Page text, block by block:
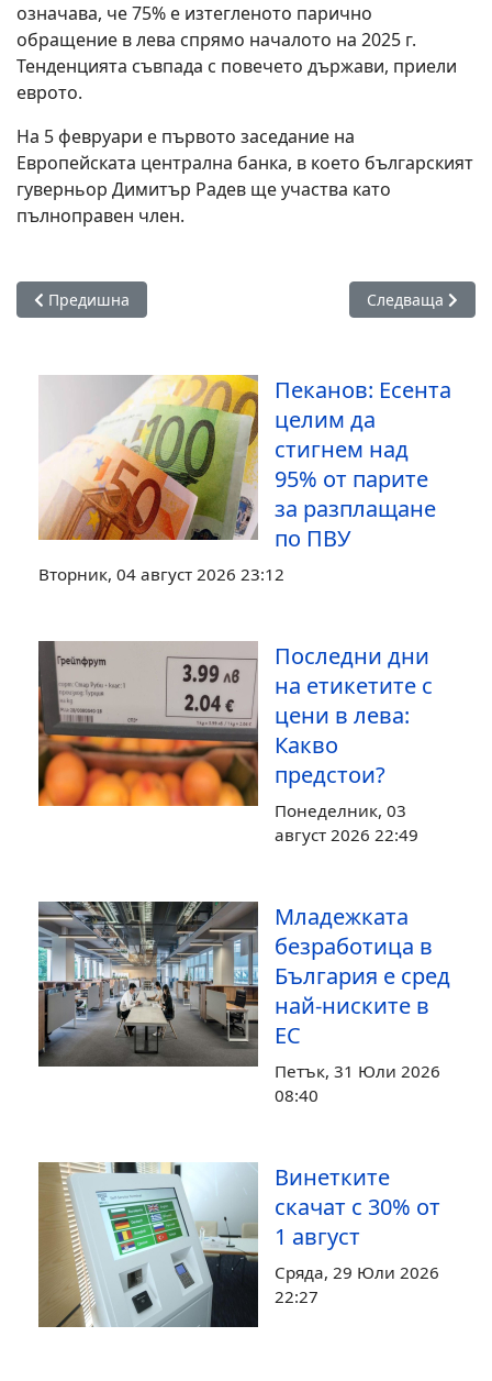
означава, че 75% е изтегленото парично
обращение в лева спрямо началото на 2025 г.
Тенденцията съвпада с повечето държави, приели
еврото.
На 5 февруари е първото заседание на
Европейската централна банка, в което българският
гуверньор Димитър Радев ще участва като
пълноправен член.
Предишна статия: Изплащането на пенсиите за февруари
Предишна Следваща
Следваща
Пеканов: Есента
целим да
стигнем над
95% от парите
за разплащане
по ПВУ
Вторник, 04 август 2026 23:12
Последни дни
на етикетите с
цени в лева:
Какво
предстои?
Понеделник, 03
август 2026 22:49
Младежката
безработица в
България е сред
най-ниските в
ЕС
Петък, 31 Юли 2026
08:40
Винетките
скачат с 30% от
1 август
Сряда, 29 Юли 2026
22:27